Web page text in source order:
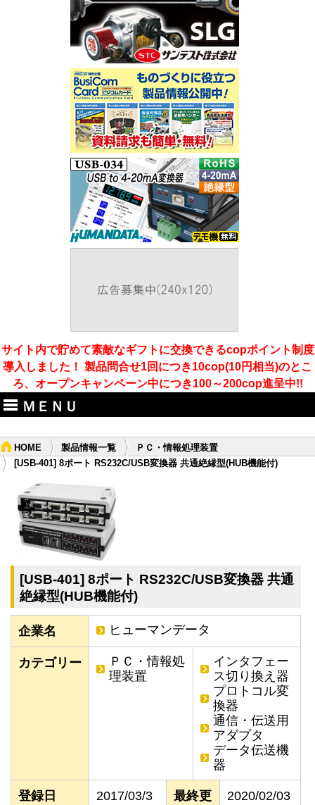
サイト内で貯めて素敵なギフトに交換できるcopポイント制度
導入しました！ 製品問合せ1回につき10cop(10円相当)のとこ
ろ、オープンキャンペーン中につき100～200cop進呈中!!
ＭＥＮＵ
HOME 製品情報一覧
ＰＣ・情報処理装置
[USB-401] 8ポート RS232C/USB変換器 共通絶縁型(HUB機能付)
[USB-401] 8ポート RS232C/USB変換器 共通
絶縁型(HUB機能付)
企業名 ヒューマンデータ
カテゴリー
ＰＣ・情報処
理装置
インタフェー
ス切り換え器
プロトコル変
換器
通信・伝送用
アダプタ
データ伝送機
器
登録日
2017/03/3
最終更
2020/02/03